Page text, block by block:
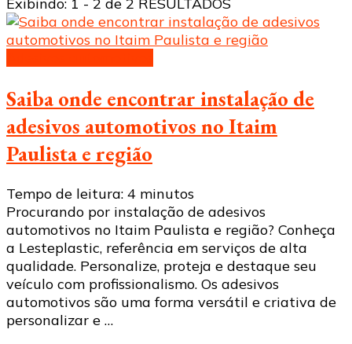
Exibindo: 1 - 2 de 2 RESULTADOS
Saiba onde encontrar instalação de
adesivos automotivos no Itaim
Paulista e região
Tempo de leitura: 4 minutos
Procurando por instalação de adesivos
automotivos no Itaim Paulista e região? Conheça
a Lesteplastic, referência em serviços de alta
qualidade. Personalize, proteja e destaque seu
veículo com profissionalismo. Os adesivos
automotivos são uma forma versátil e criativa de
personalizar e …